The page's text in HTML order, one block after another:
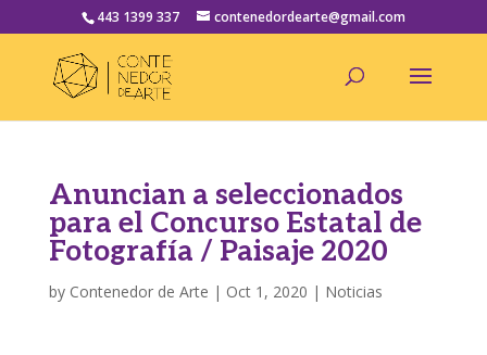
443 1399 337 contenedordearte@gmail.com
Anuncian a seleccionados
para el Concurso Estatal de
Fotografía / Paisaje 2020
by Contenedor de Arte | Oct 1, 2020 | Noticias